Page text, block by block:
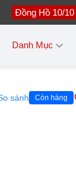
Đồng Hồ 10/10
Danh Mục
sánh Còn hàng